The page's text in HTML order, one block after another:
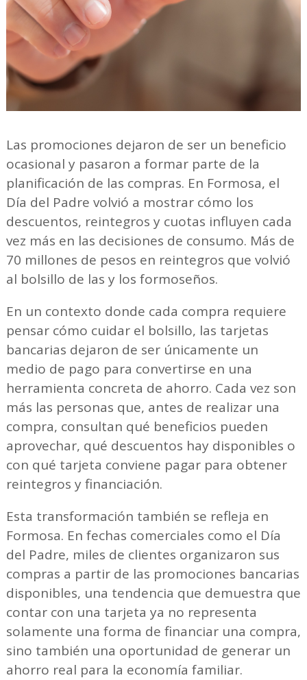
Las promociones dejaron de ser un beneficio
ocasional y pasaron a formar parte de la
planificación de las compras. En Formosa, el
Día del Padre volvió a mostrar cómo los
descuentos, reintegros y cuotas influyen cada
vez más en las decisiones de consumo. Más de
70 millones de pesos en reintegros que volvió
al bolsillo de las y los formoseños.
En un contexto donde cada compra requiere
pensar cómo cuidar el bolsillo, las tarjetas
bancarias dejaron de ser únicamente un
medio de pago para convertirse en una
herramienta concreta de ahorro. Cada vez son
más las personas que, antes de realizar una
compra, consultan qué beneficios pueden
aprovechar, qué descuentos hay disponibles o
con qué tarjeta conviene pagar para obtener
reintegros y financiación.
Esta transformación también se refleja en
Formosa. En fechas comerciales como el Día
del Padre, miles de clientes organizaron sus
compras a partir de las promociones bancarias
disponibles, una tendencia que demuestra que
contar con una tarjeta ya no representa
solamente una forma de financiar una compra,
sino también una oportunidad de generar un
ahorro real para la economía familiar.